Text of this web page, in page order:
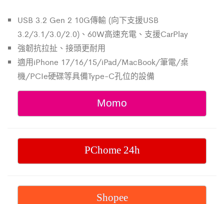
價
NT$699。
價
NT$399。
USB 3.2 Gen 2 10G傳輸 (向下支援USB
3.2/3.1/3.0/2.0)、60W高速充電、支援CarPlay
強韌抗拉扯、接頭更耐用
適用iPhone 17/16/15/iPad/MacBook/筆電/桌
機/PCIe硬碟等具備Type-C孔位的設備
Momo
PChome 24h
Shopee